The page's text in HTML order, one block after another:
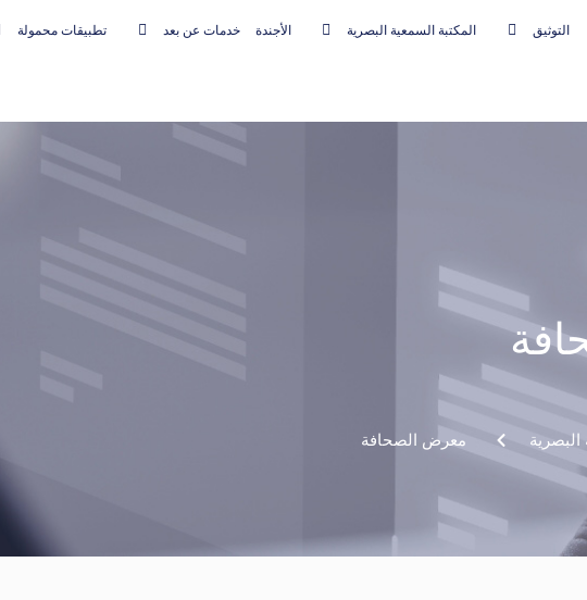
التوثيق المكتبة السمعية البصرية الأجندة خدمات عن بعد تطبيقات محمولة
البصرية معرض الصحافة